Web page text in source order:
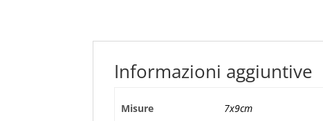
Informazioni aggiuntive
Misure 7x9cm